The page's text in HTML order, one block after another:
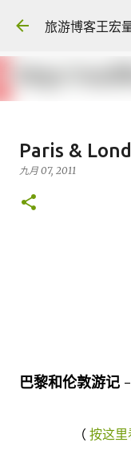
旅游博客王宏
生病不能去
TRAVEL
Paris &
九月 07, 2011
巴黎和伦敦游记
（ 按这里